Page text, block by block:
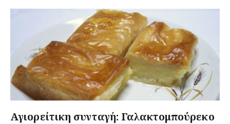
Αγιορείτικη συνταγή: Γαλακτομπούρεκο